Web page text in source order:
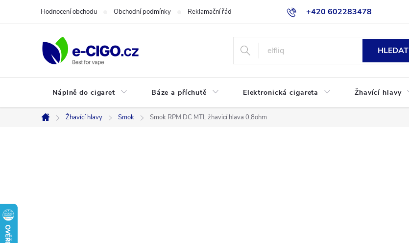
+420 602283478
Hodnocení obchodu Obchodní podmínky Reklamační řád Jak nakupovat
HLEDAT
Náplně do cigaret Báze a příchutě Elektronická cigareta Žhavící hlavy
Domů
Žhavící hlavy Smok Smok RPM DC MTL žhavicí hlava 0,8ohm